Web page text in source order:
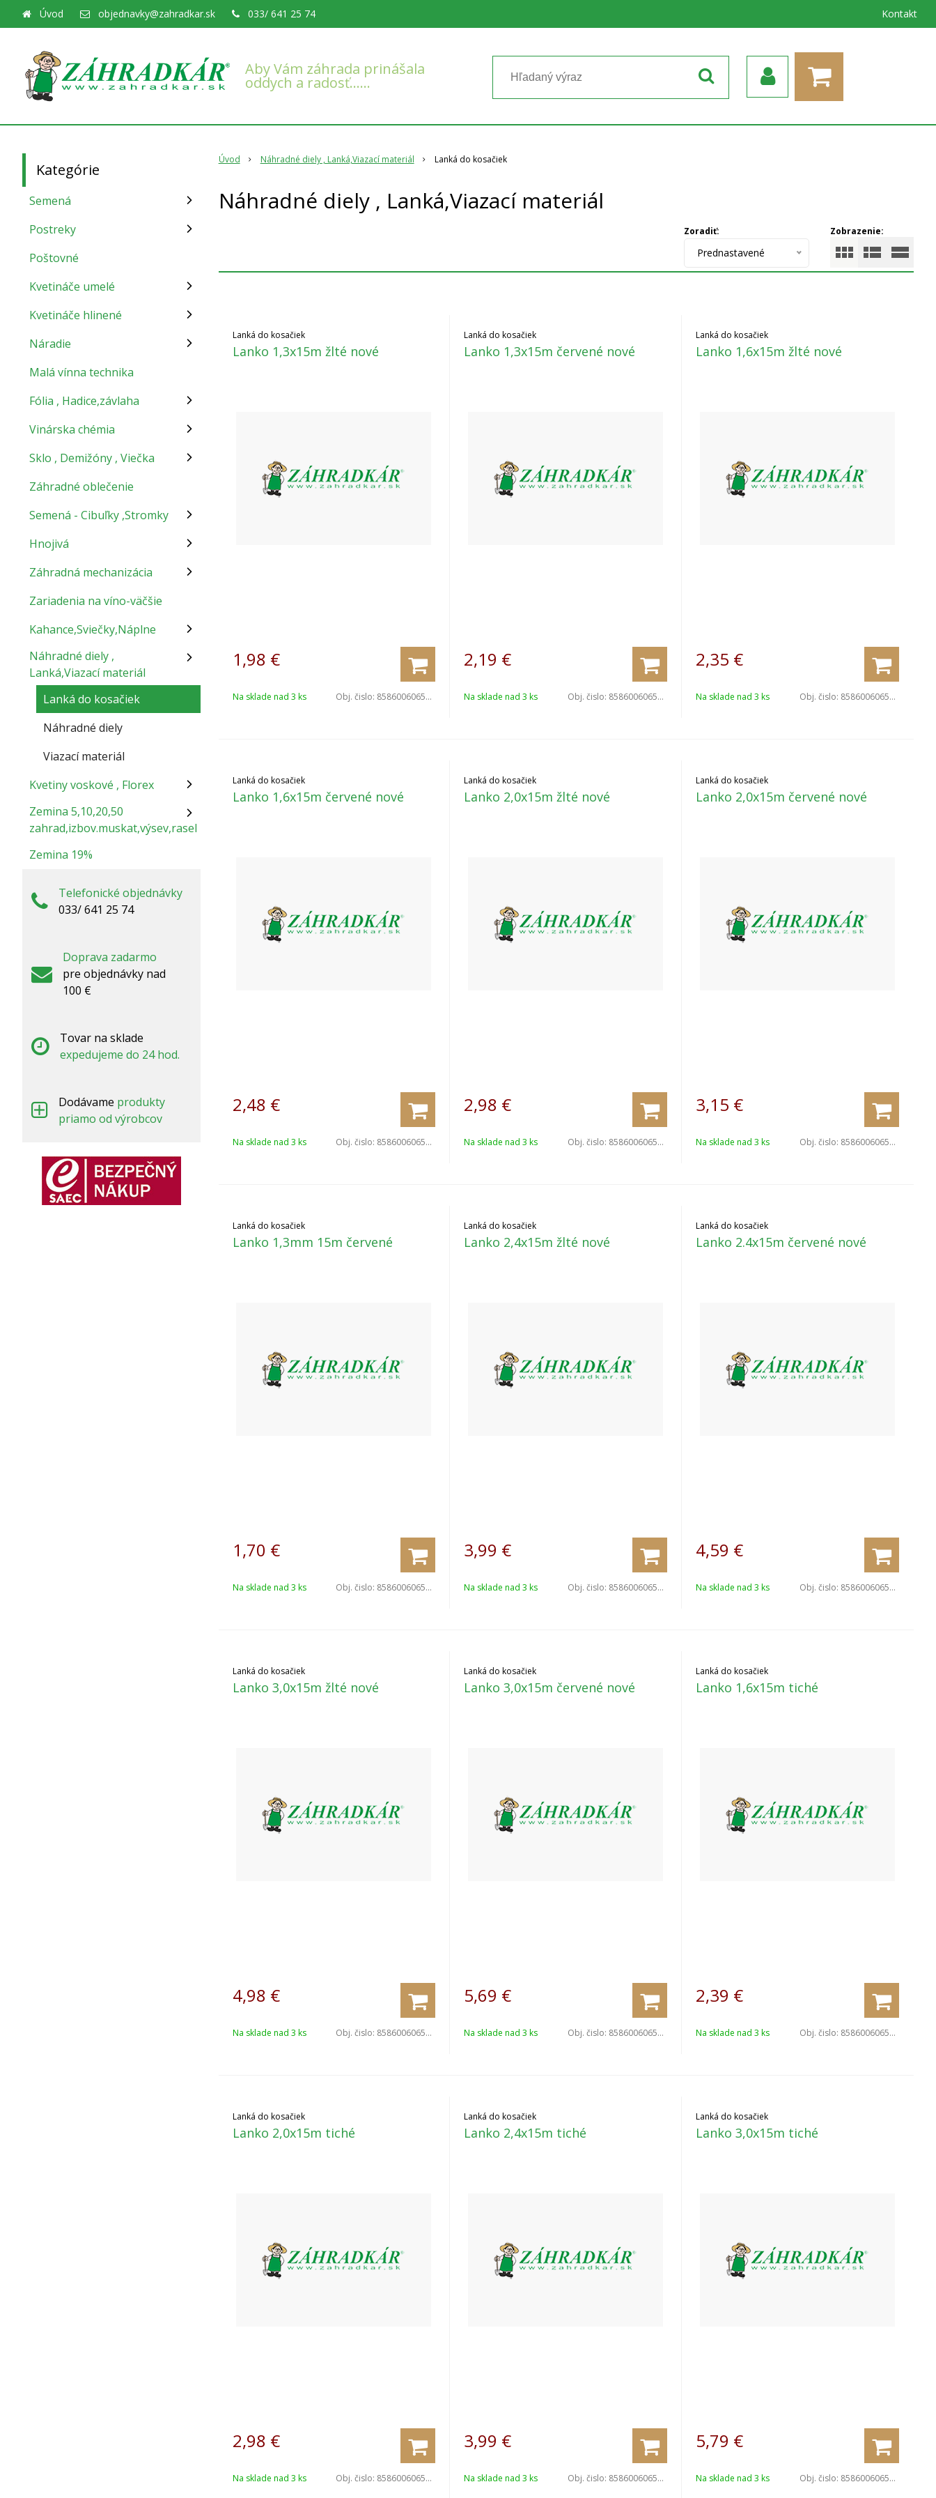
Aby Vám záhrada prinášala
oddych a radosť……
Úvod objednavky@zahradkar.sk 033/ 641 25 74 Kontakt
Úvod Náhradné diely , Lanká,Viazací materiál Lanká do kosačiek
Náhradné diely , Lanká,Viazací materiál
Zobrazenie:
Zoradiť:
Prednastavené
Lanká do kosačiek
Lanko 1,3x15m žlté nové
1,98 €
Na sklade nad 3 ks Obj. čislo: 8586006065011
Lanká do kosačiek
Lanko 1,3x15m červené nové
2,19 €
Na sklade nad 3 ks Obj. čislo: 8586006065028
Lanká do kosačiek
Lanko 1,6x15m žlté nové
2,35 €
Na sklade nad 3 ks Obj. čislo: 8586006065042
Lanká do kosačiek
Lanko 1,6x15m červené nové
2,48 €
Na sklade nad 3 ks Obj. čislo: 8586006065059
Lanká do kosačiek
Lanko 2,0x15m žlté nové
2,98 €
Na sklade nad 3 ks Obj. čislo: 8586006065073
Lanká do kosačiek
Lanko 2,0x15m červené nové
3,15 €
Na sklade nad 3 ks Obj. čislo: 8586006065080
Lanká do kosačiek
Lanko 1,3mm 15m červené
1,70 €
Na sklade nad 3 ks Obj. čislo: 8586006065082
Lanká do kosačiek
Lanko 2,4x15m žlté nové
3,99 €
Na sklade nad 3 ks Obj. čislo: 8586006065141
Lanká do kosačiek
Lanko 2.4x15m červené nové
4,59 €
Na sklade nad 3 ks Obj. čislo: 8586006065158
Lanká do kosačiek
Lanko 3,0x15m žlté nové
4,98 €
Na sklade nad 3 ks Obj. čislo: 8586006065226
Lanká do kosačiek
Lanko 3,0x15m červené nové
5,69 €
Na sklade nad 3 ks Obj. čislo: 8586006065233
Lanká do kosačiek
Lanko 1,6x15m tiché
2,39 €
Na sklade nad 3 ks Obj. čislo: 8586006065646
Lanká do kosačiek
Lanko 2,0x15m tiché
2,98 €
Na sklade nad 3 ks Obj. čislo: 8586006065653
Lanká do kosačiek
Lanko 2,4x15m tiché
3,99 €
Na sklade nad 3 ks Obj. čislo: 8586006065660
Lanká do kosačiek
Lanko 3,0x15m tiché
5,79 €
Na sklade nad 3 ks Obj. čislo: 8586006065677
Kategórie
Semená
Postreky
Poštovné
Kvetináče umelé
Kvetináče hlinené
Náradie
Malá vínna technika
Fólia , Hadice,závlaha
Vinárska chémia
Sklo , Demižóny , Viečka
Záhradné oblečenie
Semená - Cibuľky ,Stromky
Hnojivá
Záhradná mechanizácia
Zariadenia na víno-väčšie
Kahance,Sviečky,Náplne
Náhradné diely ,
Lanká,Viazací materiál
Lanká do kosačiek
Náhradné diely
Viazací materiál
Kvetiny voskové , Florex
Zemina 5,10,20,50
zahrad,izbov.muskat,výsev,rasel
Zemina 19%
Telefonické objednávky
033/ 641 25 74
Doprava zadarmo
pre objednávky nad
100 €
Tovar na sklade
expedujeme do 24 hod.
Dodávame produkty
priamo od výrobcov